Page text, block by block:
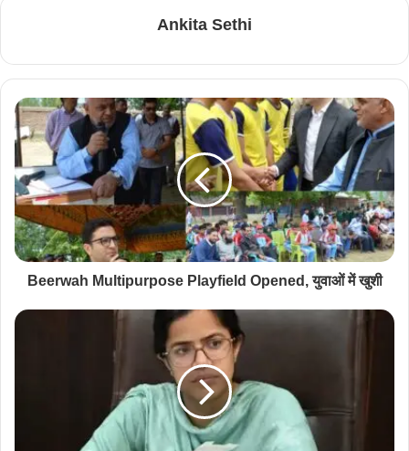
Ankita Sethi
Beerwah Multipurpose Playfield Opened, युवाओं में खुशी